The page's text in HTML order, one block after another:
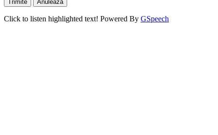
Trimite Anulează
Click to listen highlighted text! Powered By GSpeech